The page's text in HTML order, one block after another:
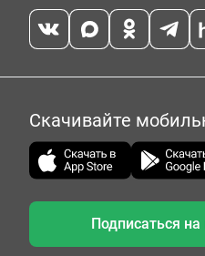
Скачивайте
Подписаться